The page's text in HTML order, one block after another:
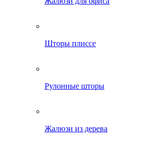
Шторы плиссе
Рулонные шторы
Жалюзи из дерева